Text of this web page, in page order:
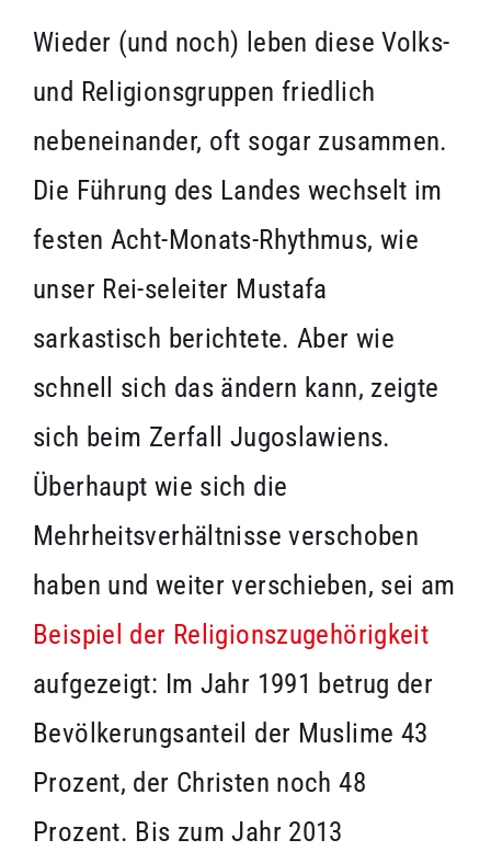
Wieder (und noch) leben diese Volks-
und Religionsgruppen friedlich
nebeneinander, oft sogar zusammen.
Die Führung des Landes wechselt im
festen Acht-Monats-Rhythmus, wie
unser Rei-seleiter Mustafa
sarkastisch berichtete. Aber wie
schnell sich das ändern kann, zeigte
sich beim Zerfall Jugoslawiens.
Überhaupt wie sich die
Mehrheitsverhältnisse verschoben
haben und weiter verschieben, sei am
Beispiel der Religionszugehörigkeit
aufgezeigt: Im Jahr 1991 betrug der
Bevölkerungsanteil der Muslime 43
Prozent, der Christen noch 48
Prozent. Bis zum Jahr 2013